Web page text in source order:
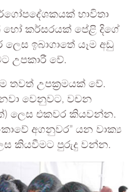
භාවිතා
කර්සරයක් පේළි දිගේ
ඉබාගාතේ යෑම අඩු
උපකාරී වේ.
තවත් උපක්‍රමයක් වේ.
වෙනුවට, වචන
ලෙස එකවර කියවන්න.
අගනුවර” යන වාක්‍ය
කියවීමට පුරුදු වන්න.